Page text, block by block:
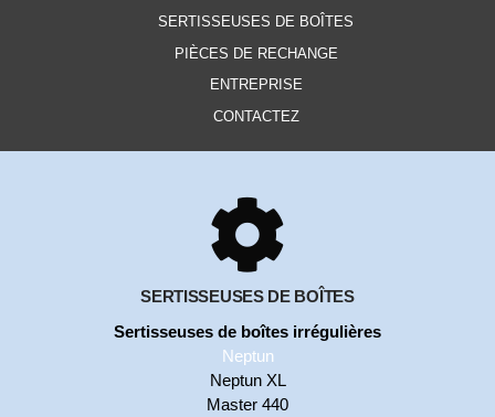
SERTISSEUSES DE BOÎTES
PIÈCES DE RECHANGE
ENTREPRISE
CONTACTEZ
SERTISSEUSES DE BOÎTES
Sertisseuses de boîtes irrégulières
Neptun
Neptun XL
Master 440